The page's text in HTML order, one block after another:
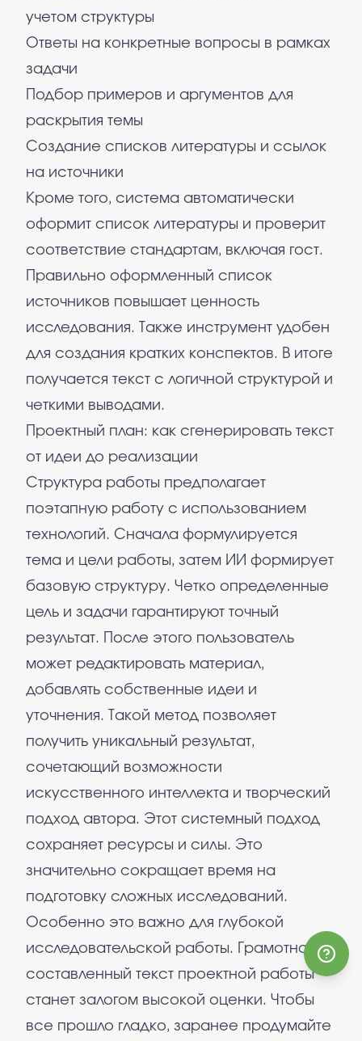
учетом структуры
Ответы на конкретные вопросы в рамках
задачи
Подбор примеров и аргументов для
раскрытия темы
Создание списков литературы и ссылок
на источники
Кроме того, система автоматически
оформит список литературы и проверит
соответствие стандартам, включая гост.
Правильно оформленный список
источников повышает ценность
исследования. Также инструмент удобен
для создания кратких конспектов. В итоге
получается текст с логичной структурой и
четкими выводами.
Проектный план: как сгенерировать текст
от идеи до реализации
Структура работы предполагает
поэтапную работу с использованием
технологий. Сначала формулируется
тема и цели работы, затем ИИ формирует
базовую структуру. Четко определенные
цель и задачи гарантируют точный
результат. После этого пользователь
может редактировать материал,
добавлять собственные идеи и
уточнения. Такой метод позволяет
получить уникальный результат,
сочетающий возможности
искусственного интеллекта и творческий
подход автора. Этот системный подход
сохраняет ресурсы и силы. Это
значительно сокращает время на
подготовку сложных исследований.
Особенно это важно для глубокой
исследовательской работы. Грамотно
составленный текст проектной работы
станет залогом высокой оценки. Чтобы
все прошло гладко, заранее продумайте